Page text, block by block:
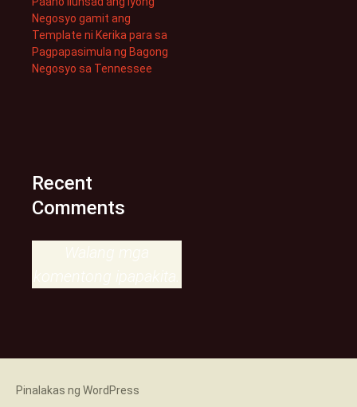
Negosyo gamit ang
Template ni Kerika para sa
Pagpapasimula ng Bagong
Negosyo sa Tennessee
Recent
Comments
Walang mga
komentong ipapakita.
Pinalakas ng WordPress